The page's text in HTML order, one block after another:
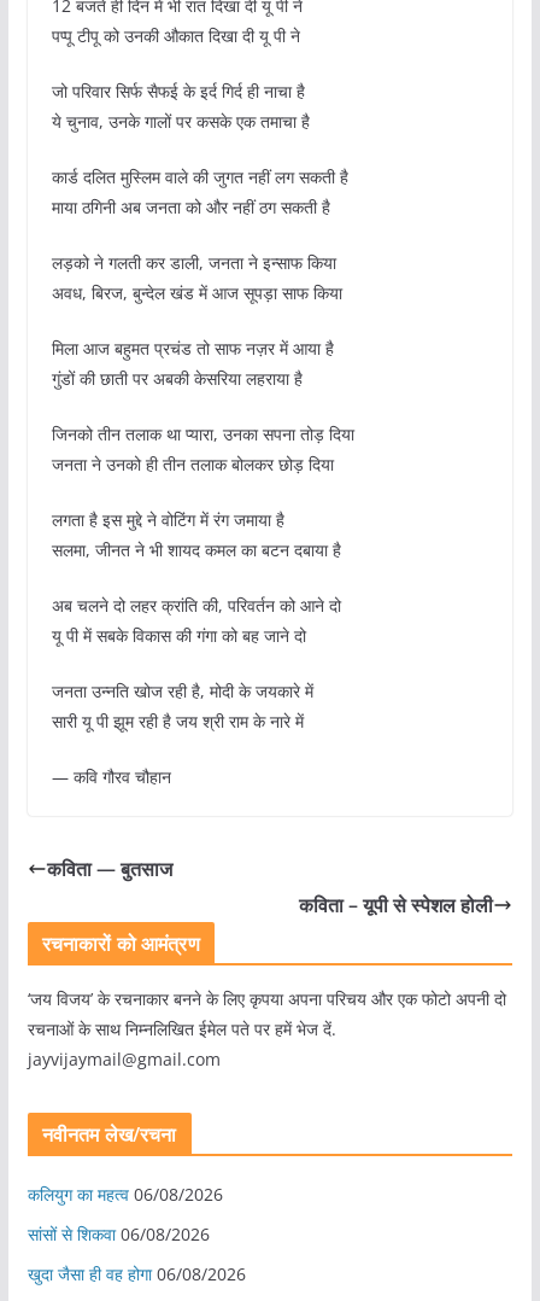
12 बजते ही दिन में भी रात दिखा दी यू पी ने
पप्पू टीपू को उनकी औकात दिखा दी यू पी ने
जो परिवार सिर्फ सैफई के इर्द गिर्द ही नाचा है
ये चुनाव, उनके गालों पर कसके एक तमाचा है
कार्ड दलित मुस्लिम वाले की जुगत नहीं लग सकती है
माया ठगिनी अब जनता को और नहीं ठग सकती है
लड़को ने गलती कर डाली, जनता ने इन्साफ किया
अवध, बिरज, बुन्देल खंड में आज सूपड़ा साफ किया
मिला आज बहुमत प्रचंड तो साफ नज़र में आया है
गुंडों की छाती पर अबकी केसरिया लहराया है
जिनको तीन तलाक था प्यारा, उनका सपना तोड़ दिया
जनता ने उनको ही तीन तलाक बोलकर छोड़ दिया
लगता है इस मुद्दे ने वोटिंग में रंग जमाया है
सलमा, जीनत ने भी शायद कमल का बटन दबाया है
अब चलने दो लहर क्रांति की, परिवर्तन को आने दो
यू पी में सबके विकास की गंगा को बह जाने दो
जनता उन्नति खोज रही है, मोदी के जयकारे में
सारी यू पी झूम रही है जय श्री राम के नारे में
— कवि गौरव चौहान
कविता — बुतसाज
कविता – यूपी से स्पेशल होली
रचनाकारों को आमंत्रण
‘जय विजय’ के रचनाकार बनने के लिए कृपया अपना परिचय और एक फोटो अपनी दो
रचनाओं के साथ निम्नलिखित ईमेल पते पर हमें भेज दें.
jayvijaymail@gmail.com
नवीनतम लेख/रचना
कलियुग का महत्व 06/08/2026
सांसों से शिकवा 06/08/2026
खुदा जैसा ही वह होगा 06/08/2026